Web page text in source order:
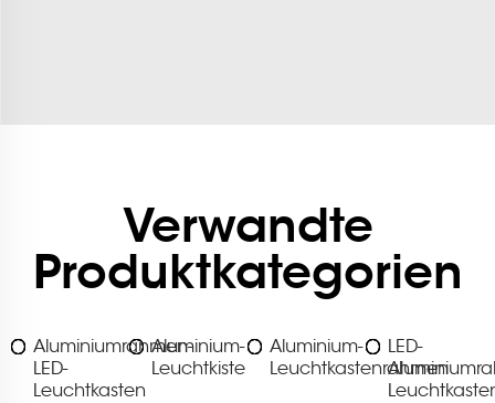
Verwandte
Produktkategorien
Aluminiumrahmen-
LED-
Leuchtkasten
Aluminium-
Leuchtkiste
Aluminium-
Leuchtkastenrahmen
LED-